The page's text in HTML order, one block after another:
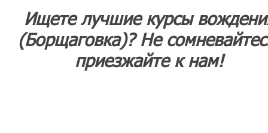
Ищете лучшие курсы
(Борщаговка)? Не
приезжайте к нам!